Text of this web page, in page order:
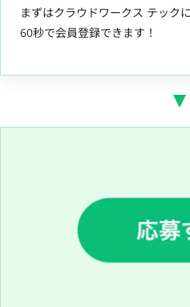
まずはクラウドワークス テック
60秒で会員登録できます！